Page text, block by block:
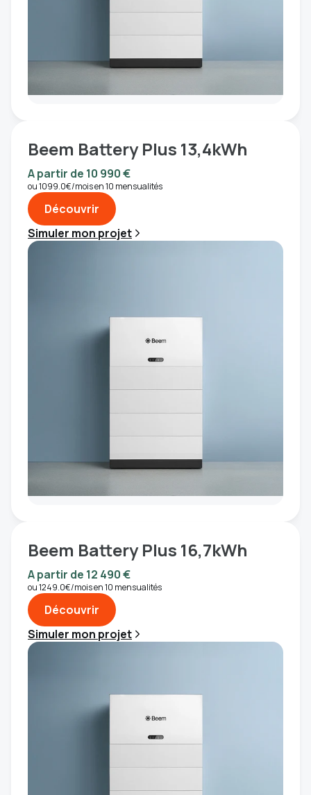
Beem Battery Plus 13,4kWh
A partir de 10 990 €
ou 1099.0€/mois en 10 mensualités
Découvrir
Simuler mon projet
Beem Battery Plus 16,7kWh
A partir de 12 490 €
ou 1249.0€/mois en 10 mensualités
Découvrir
Simuler mon projet